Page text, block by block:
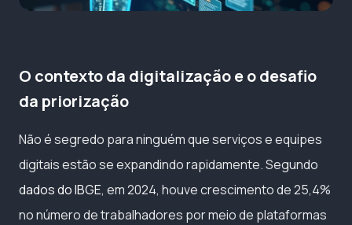
O contexto da digitalização e o desafio
da priorização
Não é segredo para ninguém que serviços e equipes
digitais estão se expandindo rapidamente. Segundo
dados do IBGE, em 2024, houve crescimento de 25,4%
no número de trabalhadores por meio de plataformas